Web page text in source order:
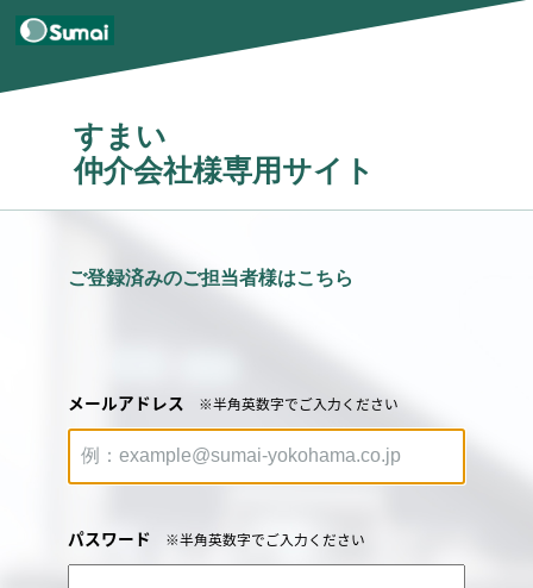
すまい
仲介会社様専用サイト
ご登録済みのご担当者様はこちら
メールアドレス ※半角英数字でご入力ください
パスワード ※半角英数字でご入力ください